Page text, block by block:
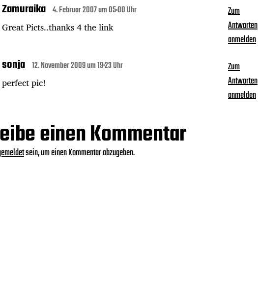
Zamuraika 4. Februar 2007 um 05:00 Uhr
Great Picts..thanks 4 the link
Zum
Antworten
anmelden
sonja 12. November 2009 um 19:23 Uhr
perfect pic!
Zum
Antworten
anmelden
einen Kommentar
sein, um einen Kommentar abzugeben.